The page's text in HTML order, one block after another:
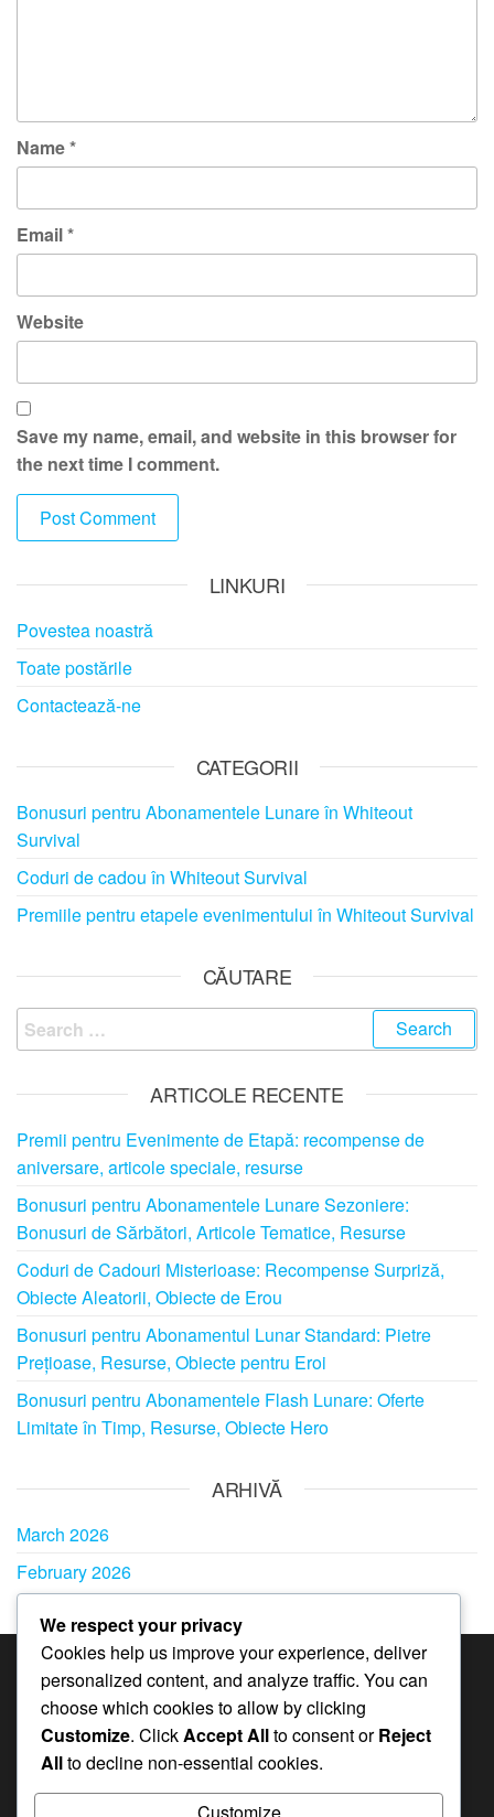
Name*
Email*
Website
Save my name, email, and website in this browser for
the next time I comment.
LINKURI
Povestea noastră
Toate postările
Contactează-ne
CATEGORII
Bonusuri pentru Abonamentele Lunare în Whiteout
Survival
Coduri de cadou în Whiteout Survival
Premiile pentru etapele evenimentului în Whiteout Survival
CĂUTARE
Search
for:
ARTICOLE RECENTE
Premii pentru Evenimente de Etapă: recompense de
aniversare, articole speciale, resurse
Bonusuri pentru Abonamentele Lunare Sezoniere:
Bonusuri de Sărbători, Articole Tematice, Resurse
Coduri de Cadouri Misterioase: Recompense Surpriză,
Obiecte Aleatorii, Obiecte de Erou
Bonusuri pentru Abonamentul Lunar Standard: Pietre
Prețioase, Resurse, Obiecte pentru Eroi
Bonusuri pentru Abonamentele Flash Lunare: Oferte
Limitate în Timp, Resurse, Obiecte Hero
ARHIVĂ
March 2026
February 2026
CATEGORII
Bonusuri pentru Abonamentele Lunare în
Whiteout Survival
Coduri de cadou în Whiteout Survival
We respect your privacy
Cookies help us improve your experience, deliver
personalized content, and analyze traffic. You can
choose which cookies to allow by clicking
Customize. ClickAccept Allto consent orReject
Allto decline non-essential cookies.